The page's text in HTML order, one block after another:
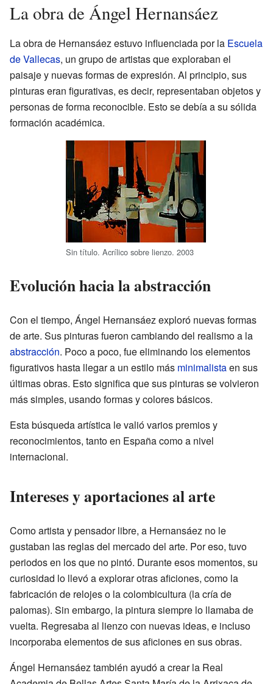
La obra de Ángel Hernansáez
La obra de Hernansáez estuvo influenciada por la Escuela
de Vallecas, un grupo de artistas que exploraban el
paisaje y nuevas formas de expresión. Al principio, sus
pinturas eran figurativas, es decir, representaban objetos y
personas de forma reconocible. Esto se debía a su sólida
formación académica.
Sin título. Acrílico sobre lienzo. 2003
Evolución hacia la abstracción
Con el tiempo, Ángel Hernansáez exploró nuevas formas
de arte. Sus pinturas fueron cambiando del realismo a la
abstracción. Poco a poco, fue eliminando los elementos
figurativos hasta llegar a un estilo más minimalistaen sus
últimas obras. Esto significa que sus pinturas se volvieron
más simples, usando formas y colores básicos.
Esta búsqueda artística le valió varios premios y
reconocimientos, tanto en España como a nivel
internacional.
Intereses y aportaciones al arte
Como artista y pensador libre, a Hernansáez no le
gustaban las reglas del mercado del arte. Por eso, tuvo
periodos en los que no pintó. Durante esos momentos, su
curiosidad lo llevó a explorar otras aficiones, como la
fabricación de relojes o la colombicultura (la cría de
palomas). Sin embargo, la pintura siempre lo llamaba de
vuelta. Regresaba al lienzo con nuevas ideas, e incluso
incorporaba elementos de sus aficiones en sus obras.
Ángel Hernansáez también ayudó a crear la Real